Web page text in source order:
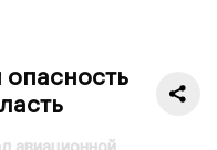
авиационной